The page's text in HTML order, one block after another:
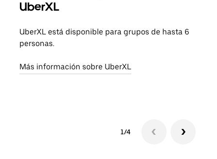
UberXL
UberXL está disponible para grupos de hasta 6
personas.
Más información sobre UberXL
1/4